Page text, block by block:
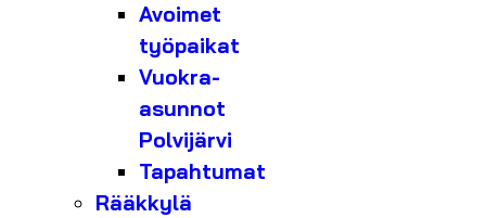
Avoimet
työpaikat
Vuokra-
asunnot
Polvijärvi
Tapahtumat
Rääkkylä